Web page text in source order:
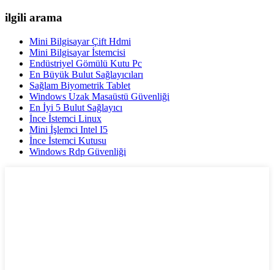
ilgili arama
Mini Bilgisayar Çift Hdmi
Mini Bilgisayar İstemcisi
Endüstriyel Gömülü Kutu Pc
En Büyük Bulut Sağlayıcıları
Sağlam Biyometrik Tablet
Windows Uzak Masaüstü Güvenliği
En İyi 5 Bulut Sağlayıcı
İnce İstemci Linux
Mini İşlemci Intel I5
İnce İstemci Kutusu
Windows Rdp Güvenliği